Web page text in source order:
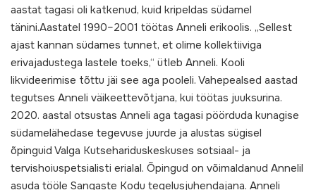
aastat tagasi oli katkenud, kuid kripeldas südamel
tänini.Aastatel 1990–2001 töötas Anneli erikoolis. „Sellest
ajast kannan südames tunnet, et olime kollektiiviga
erivajadustega lastele toeks,“ ütleb Anneli. Kooli
likvideerimise tõttu jäi see aga pooleli. Vahepealsed aastad
tegutses Anneli väikeettevõtjana, kui töötas juuksurina.
2020. aastal otsustas Anneli aga tagasi pöörduda kunagise
südamelähedase tegevuse juurde ja alustas sügisel
õpinguid Valga Kutsehariduskeskuses sotsiaal- ja
tervishoiuspetsialisti erialal. Õpingud on võimaldanud Annelil
asuda tööle Sangaste Kodu tegelusjuhendajana. Anneli